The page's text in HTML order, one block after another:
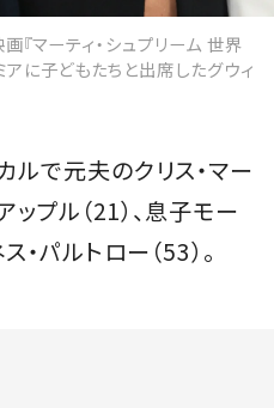
マーティ・シュプリーム 世界
アに子どもたちと出席したグウィ
ルで元夫のクリス・マー
ップル（21）、息子モー
・パルトロー（53）。